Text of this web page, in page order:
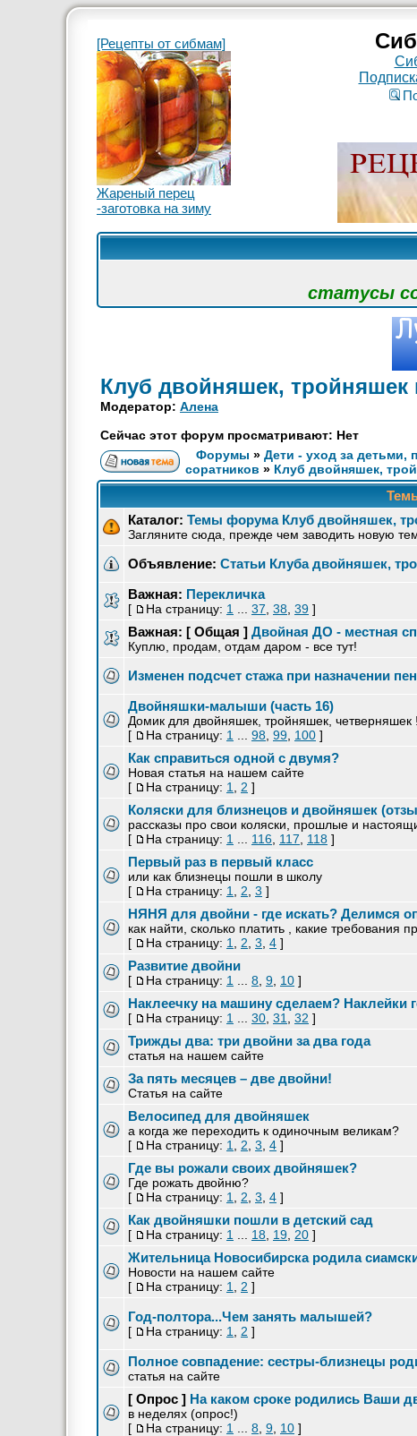
[Рецепты от сибмам]
Жареный перец
-заготовка на зиму
статусы
Клуб двойняшек, тройняшек
Модератор: Алена
Сейчас этот форум просматривают: Нет
Форумы » Дети - уход за детьми,
соратников » Клуб двойняшек,
Каталог: Темы форума Клуб двойняшек,
Загляните сюда, прежде чем заводить новую
Объявление: Статьи Клуба двойняшек,
Важная: Перекличка
[ На страницу: 1 37 38 39 ]
Важная: [ Общая ] Двойная ДО - местная
Куплю, продам, отдам даром - все тут!
Изменен подсчет стажа при назначении
Двойняшки-малыши (часть 16)
Домик для двойняшек, тройняшек, четверняшек
[
На страницу: 1 98 99 100 ]
Как справиться одной с двумя?
Новая статья на нашем сайте
[
На страницу: 1 2 ]
Коляски для близнецов и двойняшек
рассказы про свои коляски, прошлые и
[
На страницу: 1 116 117 118 ]
Первый раз в первый класс
или как близнецы пошли в школу
[
На страницу: 1 2 3 ]
НЯНЯ для двойни - где искать? Делимся
как найти, сколько платить , какие требования
[
На страницу: 1 2 3 4 ]
Развитие двойни
[ На страницу: 1 8 9 10 ]
Наклеечку на машину сделаем?
[ На страницу: 1 30 31 32 ]
Трижды два: три двойни за два года
статья на нашем сайте
За пять месяцев – две двойни!
Статья на сайте
Велосипед для двойняшек
а когда же переходить к одиночным великам?
[
На страницу: 1 2 3 4 ]
Где вы рожали своих двойняшек?
Где рожать двойню?
[
На страницу: 1 2 3 4 ]
Как двойняшки пошли в детский сад
[ На страницу: 1 18 19 20 ]
Жительница Новосибирска родила
Новости на нашем сайте
[
На страницу: 1 2 ]
Год-полтора...Чем занять малышей?
[ На страницу: 1 2 ]
Полное совпадение: сестры-близнецы
статья на сайте
[ Опрос ] На каком сроке родились Ваши
в неделях (опрос!)
[
На страницу: 1 8 9 10 ]